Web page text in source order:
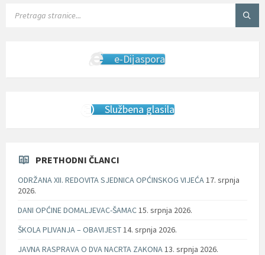
e-Dijaspora
Službena glasila
PRETHODNI ČLANCI
ODRŽANA XII. REDOVITA SJEDNICA OPĆINSKOG VIJEĆA17. srpnja
2026.
DANI OPĆINE DOMALJEVAC-ŠAMAC15. srpnja 2026.
ŠKOLA PLIVANJA – OBAVIJEST14. srpnja 2026.
JAVNA RASPRAVA O DVA NACRTA ZAKONA13. srpnja 2026.